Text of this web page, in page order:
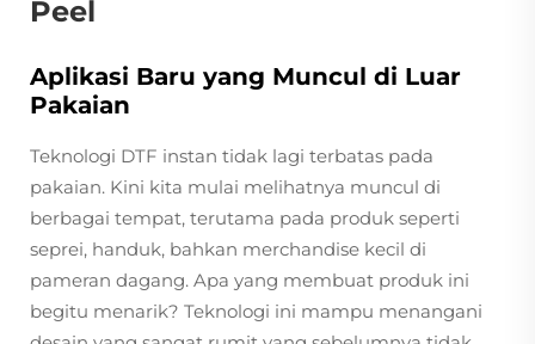
Peel
Aplikasi Baru yang Muncul di Luar
Pakaian
Teknologi DTF instan tidak lagi terbatas pada
pakaian. Kini kita mulai melihatnya muncul di
berbagai tempat, terutama pada produk seperti
seprei, handuk, bahkan merchandise kecil di
pameran dagang. Apa yang membuat produk ini
begitu menarik? Teknologi ini mampu menangani